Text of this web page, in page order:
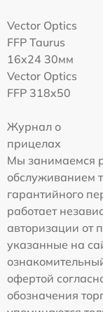
Vector Optics
FFP Taurus
16x24 30мм
Vector Optics
FFP 318x50
Журнал о
прицелах
Мы занимаемся
обслуживанием
гарантийного
работает
авторизации от
указанные на
офертой
обозначения